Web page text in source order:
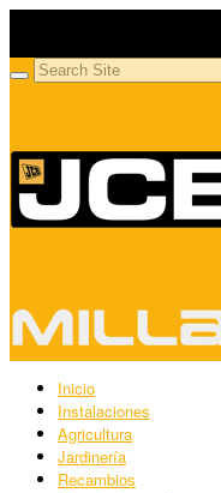
Inicio
Instalaciones
Agricultura
Jardinería
Recambios